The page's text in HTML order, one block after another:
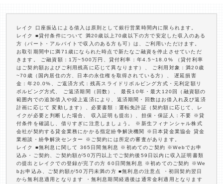
レイク 口座振込による借入は原則として銀行営業時間内に限られます。
レイク ■貸付条件について 満20歳以上70歳以下の方で安定した収入のある
方（パート・アルバイトで収入のある方も可）は、ご利用いただけます。
お取引期間中に満71歳になられた時点で新たなご融資を停止させていただ
きます。 ご融資額：1万~500万円、貸付利率：年4.5~18.0% （貸付利率
はご契約額およびご利用残高に応じて異なります）、 ご利用対象：満20歳
~70歳（国内居住の方、日本の永住権を取得されている方）、 遅延損害
金：年20.0%、ご返済方式：残高スライドリボルビング方式・元利定額リ
ボルビング方式、 ご返済期間（回数）、 最長10年・最大120回（融資額の
範囲内での追加借入や繰上返済により、返済期間・回数はお借入れ及び返済
計画に応じて 変動します）、必要書類：運転免許証（契約額に応じて、レ
イクが必要と判断した場合、 収入証明も提出）、担保・保証人：不要 ※貸
付条件を確認し、借りすぎに注意しましょう。 ※新生フィナンシャル株式
会社が契約する貸金業務にかかる指定紛争解決機関 ※日本貸金業協会 貸金
業相談・紛争解決センター ※ご契約には所定の審査があります。
レイク ■無利息に関して 365日間無利息 ※初めてのご契約 ※Webでお申
込み・ご契約、ご契約額が50万円以上でご契約後59日以内に収入証明書類
の提出とレイクでの登録が完了の方 60日間無利息 ※初めてのご契約 ※We
bお申込み、ご契約額が50万円未満の方 ■無利息の注意点 ・初回契約翌日
から無利息適用となります ・無利息期間経過後は通常金利適用となります